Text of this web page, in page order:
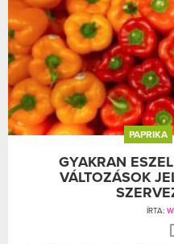
PAPRIKA
GYAKRAN
VÁLTOZÁSOK
ÍRTA: